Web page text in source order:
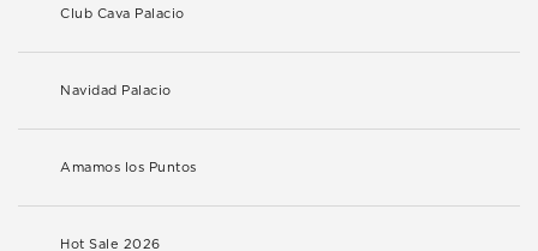
Club Cava Palacio
Navidad Palacio
Amamos los Puntos
Hot Sale 2026